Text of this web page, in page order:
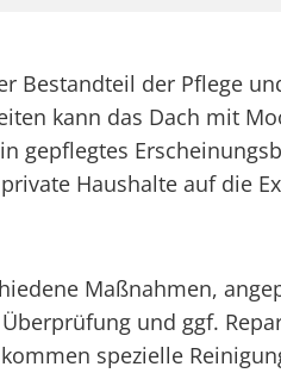
Bestandteil der Pflege
kann das Dach mit
gepflegtes
Haushalte auf die
Maßnahmen,
und ggf.
spezielle